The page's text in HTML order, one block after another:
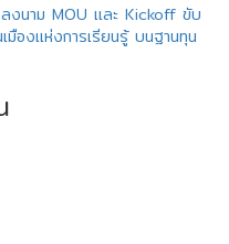
งนาม MOU และ Kickoff ขับ
มืองแห่งการเรียนรู้ บนฐานทุน